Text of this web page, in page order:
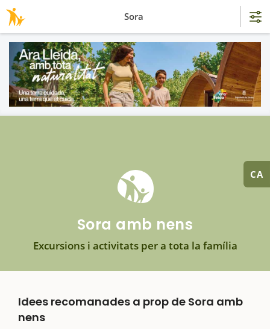
CA
Sora amb nens
Excursions i activitats per a tota la família
Idees recomanades a prop de Sora amb
nens
Sora